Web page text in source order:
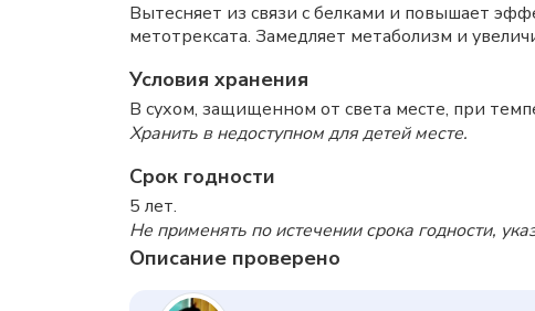
Вытесняет из связи с белками и повышает
метотрексата. Замедляет метаболизм и
Условия хранения
В сухом, защищенном от света месте, при
Хранить в недоступном для детей месте.
Срок годности
5 лет.
Не применять по истечении срока годности,
Описание проверено